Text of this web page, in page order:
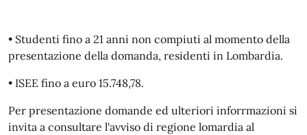
• Studenti fino a 21 anni non compiuti al momento della
presentazione della domanda, residenti in Lombardia.
• ISEE fino a euro 15.748,78.
Per presentazione domande ed ulteriori inforrmazioni si
invita a consultare l'avviso di regione lomardia al